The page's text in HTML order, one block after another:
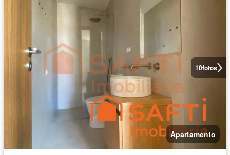
10fotos
Apartamento